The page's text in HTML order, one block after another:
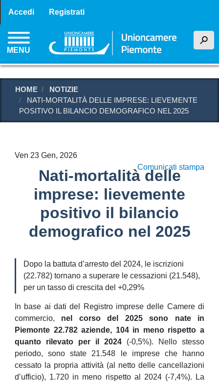
contenuto
principale
Menu profilo utente
Accedi Registrati
MENU
h
HOME
NOTIZIE
NATI-MORTALITÀ DELLE IMPRESE: LIEVEMENTE
POSITIVO IL BILANCIO DEMOGRAFICO NEL 2025
Ven 23 Gen, 2026
Nati-mortalità delle
imprese: lievemente
positivo il bilancio
demografico nel 2025
Comunicati stampa
Dopo la battuta d’arresto del 2024, le iscrizioni
(22.782) tornano a superare le cessazioni (21.548),
per un tasso di crescita del +0,29%
In base ai dati del Registro imprese delle Camere di
commercio, nel corso del 2025 sono nate in
Piemonte 22.782 aziende, 104 in meno rispetto a
quanto rilevato per il 2024 (-0,5%). Nello stesso
periodo, sono state 21.548 le imprese che hanno
cessato la propria attività (al netto delle cancellazioni
d’ufficio), 1.720 in meno rispetto al 2024 (-7,4%). La